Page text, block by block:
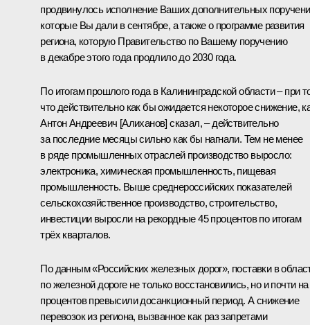
продвинулось исполнение Ваших дополнительных
которые Вы дали в сентябре, а также о программе развития
региона, которую Правительство по Вашему поручению
в декабре этого года продлило до 2030 года.
По итогам прошлого года в Калининградской области – при
что действительно как бы ожидается некоторое снижение,
Антон Андреевич [Алиханов] сказал, – действительно
за последние месяцы сильно как бы нагнали. Тем не менее
в ряде промышленных отраслей производство выросло:
электроника, химическая промышленность, пищевая
промышленность. Выше среднероссийских показателей
сельскохозяйственное производство, строительство,
инвестиции выросли на рекордные 45 процентов по итогам
трёх кварталов.
По данным «Российских железных дорог», поставки в
по железной дороге не только восстановились, но и почти
процентов превысили досанкционный период. А снижение
перевозок из региона, вызванное как раз запретами